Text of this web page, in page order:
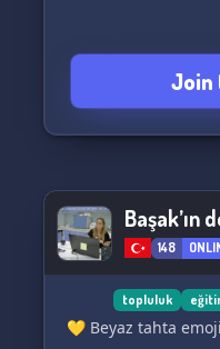
Join
148
topluluk
💛 Beyaz tahta